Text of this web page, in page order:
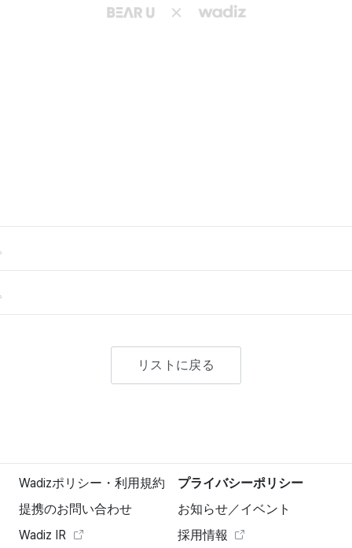
リストに戻る
Wadizポリシー・利用規約
プライバシーポリシー
提携のお問い合わせ
お知らせ／イベント
Wadiz IR
採用情報